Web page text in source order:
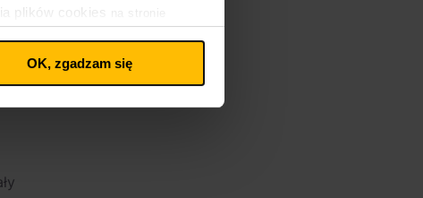
plików cookies
OK, zgadzam się